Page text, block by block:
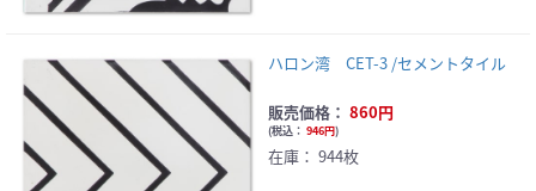
ハロン湾 CET-3 /セメントタイル
販売価格： 860円
(税込： 946円)
在庫： 944枚